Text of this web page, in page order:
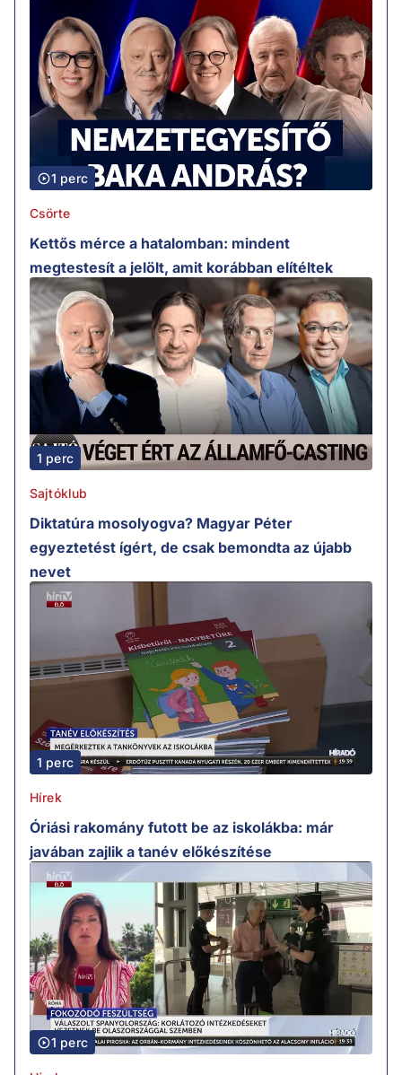
1 perc
Csörte
Kettős mérce a hatalomban: mindent
megtestesít a jelölt, amit korábban elítéltek
1 perc
Sajtóklub
Diktatúra mosolyogva? Magyar Péter
egyeztetést ígért, de csak bemondta az újabb
nevet
1 perc
Hírek
Óriási rakomány futott be az iskolákba: már
javában zajlik a tanév előkészítése
1 perc